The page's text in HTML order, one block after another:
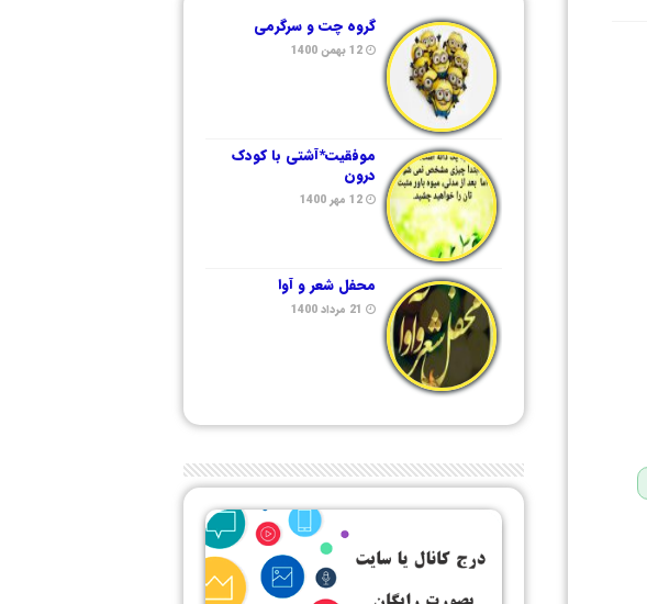
گروه چت و سرگرمی
12 بهمن 1400
موفقیت*آشتی با کودک
درون
12 مهر 1400
محفل شعر و آوا
21 مرداد 1400